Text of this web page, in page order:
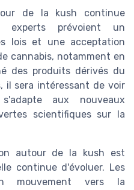
de la kush continue
experts prévoient un
lois et une acceptation
cannabis, notamment en
des produits dérivés du
il sera intéressant de voir
aux nouveaux
scientifiques sur la
autour de la kush est
continue d'évoluer. Les
mouvement vers la